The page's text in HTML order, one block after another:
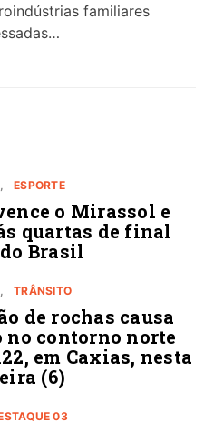
familiares
ESPORTE
o Mirassol e
quartas de final
Brasil
TRÂNSITO
de rochas causa
no contorno norte
em Caxias, nesta
(6)
03